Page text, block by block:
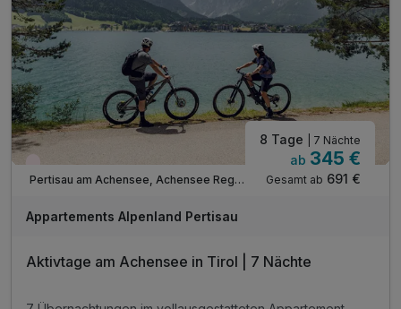
Tipp: Achenseebahn
ACHTUNG: Endreinigung & OT nicht inkludiert**
ACHTUNG: Aufpreis 3te & 4te Person*
Wieder frei ab September
Pertisau am Achensee, Achensee Region
8 Tage | 7 Nächte
ab 345 €
Gesamt ab 691 €
Appartements Alpenland Pertisau
Aktivtage am Achensee in Tirol | 7 Nächte